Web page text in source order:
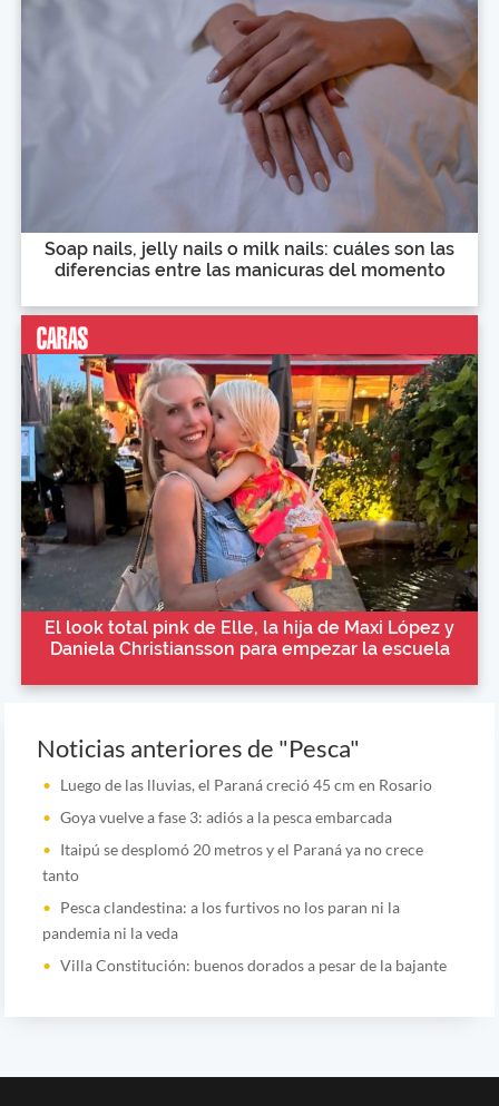
Soap nails, jelly nails o milk nails: cuáles son las
diferencias entre las manicuras del momento
El look total pink de Elle, la hija de Maxi López y
Daniela Christiansson para empezar la escuela
Noticias anteriores de "Pesca"
Luego de las lluvias, el Paraná creció 45 cm en Rosario
Goya vuelve a fase 3: adiós a la pesca embarcada
Itaipú se desplomó 20 metros y el Paraná ya no crece
tanto
Pesca clandestina: a los furtivos no los paran ni la
pandemia ni la veda
Villa Constitución: buenos dorados a pesar de la bajante